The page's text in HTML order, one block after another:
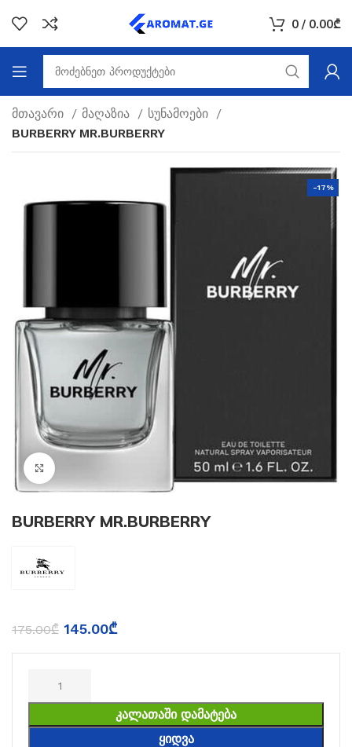
0 / 0.00₾
მთავარი მაღაზია
სუნამოები
BURBERRY MR.BURBERRY
-17%
BURBERRY MR.BURBERRY
175.00₾ 145.00₾
ᲙᲐᲚᲐᲗᲐᲨᲘ ᲓᲐᲛᲐᲢᲔᲑᲐ
ᲧᲘᲓᲕᲐ